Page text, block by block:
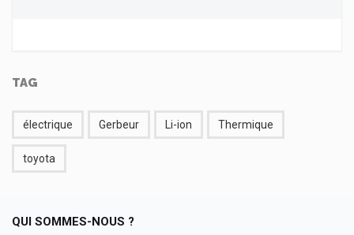
TAG
électrique Gerbeur Li-ion Thermique
toyota
QUI SOMMES-NOUS ?